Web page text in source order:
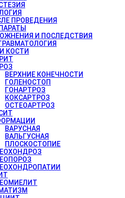
ПРОВЕДЕНИЯ
И ПОСЛЕДСТВИЯ
КОСТИ
ВЕРХНИЕ КОНЕЧНОСТИ
ГОЛЕНОСТОП
ГОНАРТРОЗ
КОКСАРТРОЗ
ОСТЕОАРТРОЗ
ВАРУСНАЯ
ВАЛЬГУСНАЯ
ПЛОСКОСТОПИЕ